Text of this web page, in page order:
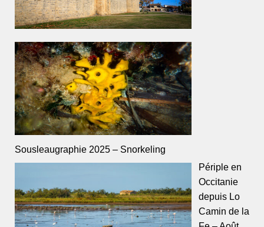
Sousleaugraphie 2025 – Snorkeling
Périple en
Occitanie
depuis Lo
Camin de la